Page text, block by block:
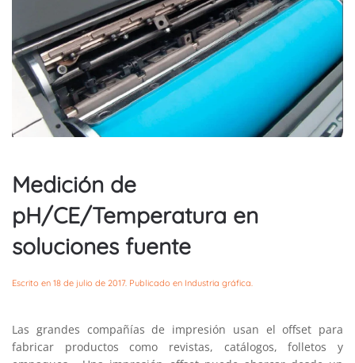
Medición de
pH/CE/Temperatura en
soluciones fuente
Escrito en 18 de julio de 2017. Publicado en Industria gráfica
Las grandes compañías de impresión usan el offset para
fabricar productos como revistas, catálogos, folletos y